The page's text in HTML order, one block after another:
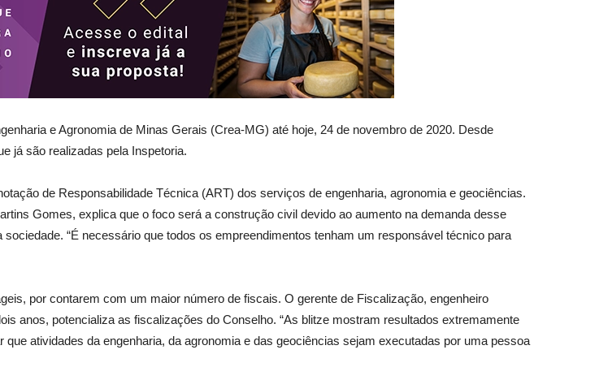
e Agronomia de Minas Gerais (Crea-MG) até hoje, 24 de novembro de 2020. Desde
já são realizadas pela Inspetoria.
de Responsabilidade Técnica (ART) dos serviços de engenharia, agronomia e geociências.
Gomes, explica que o foco será a construção civil devido ao aumento na demanda desse
“É necessário que todos os empreendimentos tenham um responsável técnico para
por contarem com um maior número de fiscais. O gerente de Fiscalização, engenheiro
anos, potencializa as fiscalizações do Conselho. “As blitze mostram resultados extremamente
atividades da engenharia, da agronomia e das geociências sejam executadas por uma pessoa